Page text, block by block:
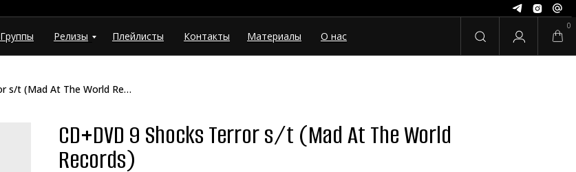
0
Группы Релизы Плейлисты Контакты Материалы О нас
CD+DVD 9 Shocks Terror s/t (Mad At The World Records)
CD+DVD 9 Shocks Terror s/t (Mad At The World
Records)